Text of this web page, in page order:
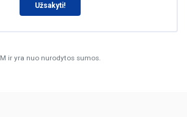
Užsakyti!
ir yra nuo nurodytos sumos.